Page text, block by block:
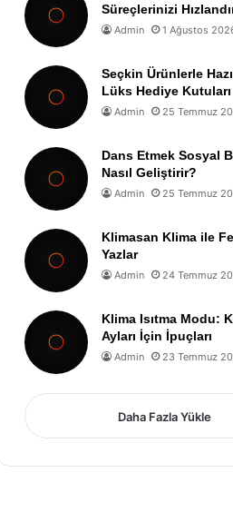
Süreçlerinizi
Admin 1 Ağustos
Seçkin Ürünlerle
Lüks Hediye Kutuları
Admin 25 Temmuz
Dans Etmek Sosyal
Nasıl Geliştirir?
Admin 25 Temmuz
Klimasan Klima ile
Yazlar
Admin 24 Temmuz
Klima Isıtma Modu:
Ayları İçin İpuçları
Admin 23 Temmuz
Daha Fazla Yükle